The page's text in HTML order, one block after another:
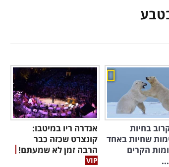
בחיות
שחיות באחד
הקרים
אנדרה ריו במיטבו:
קונצרט שכזה כבר
הרבה זמן לא שמעתם!